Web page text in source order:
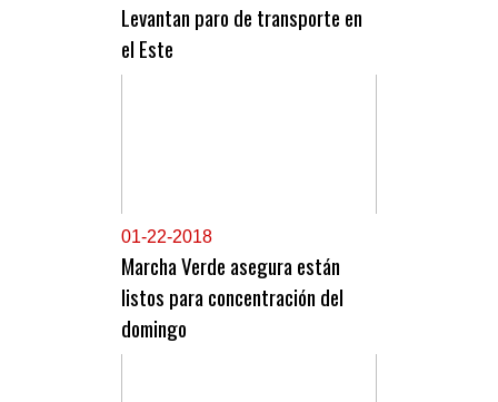
Levantan paro de transporte en
el Este
01-22-2018
Marcha Verde asegura están
listos para concentración del
domingo